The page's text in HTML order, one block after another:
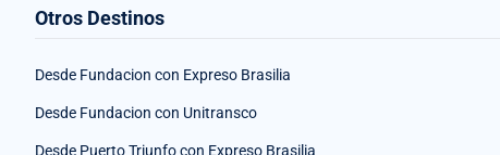
Otros Destinos
Desde Fundacion con Expreso Brasilia
Desde Fundacion con Unitransco
Desde Puerto Triunfo con Expreso Brasilia